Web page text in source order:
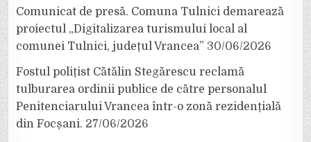
Comunicat de presă. Comuna Tulnici demarează
proiectul „Digitalizarea turismului local al
comunei Tulnici, județul Vrancea” 30/06/2026
Fostul polițist Cătălin Stegărescu reclamă
tulburarea ordinii publice de către personalul
Penitenciarului Vrancea într-o zonă rezidențială
din Focșani. 27/06/2026